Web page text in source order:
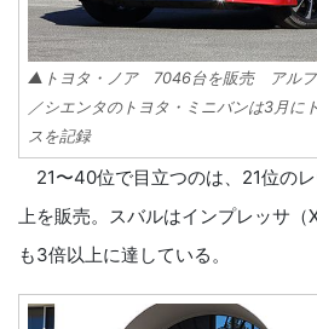
▲トヨタ・ノア 7046台を販売 アルフ
／シエンタのトヨタ・ミニバンは3月に
スを記録
21〜40位で目立つのは、21位の
上を販売。スバルはインプレッサ（
も3倍以上に達している。